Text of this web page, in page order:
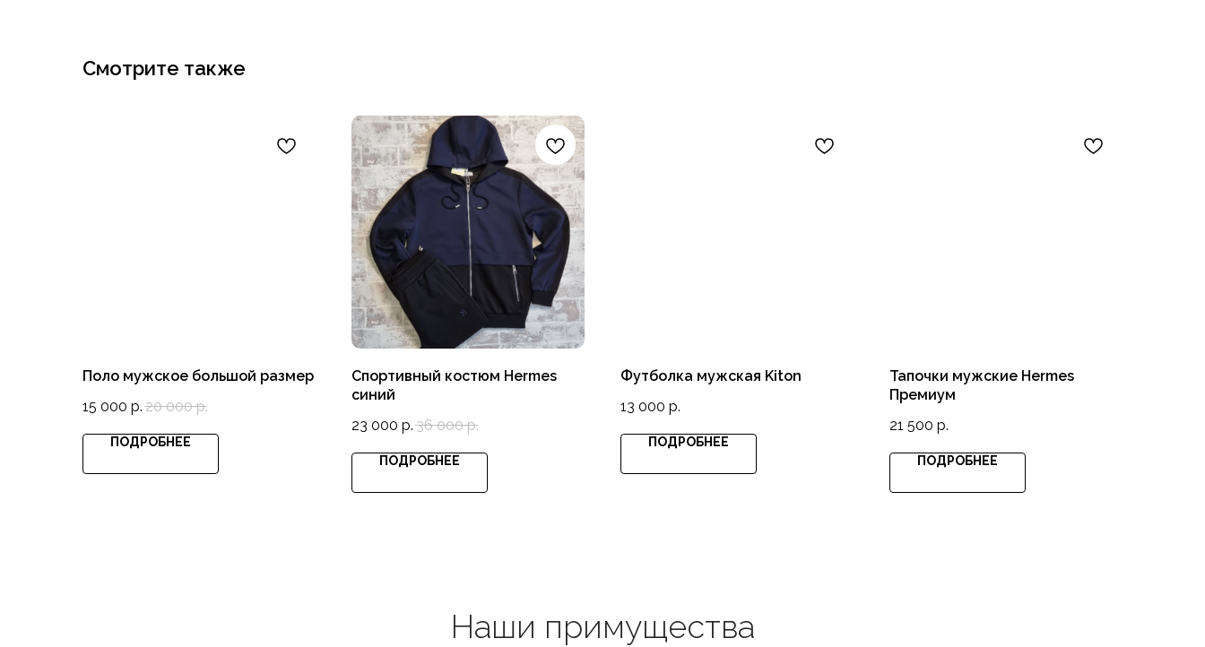
Смотрите также
Поло мужское большой размер
15 000 р. 20 000 р.
ПОДРОБНЕЕ
Спортивный костюм Hermes
синий
23 000 р. 36 000 р.
ПОДРОБНЕЕ
Футболка мужская Kiton
13 000 р.
ПОДРОБНЕЕ
Тапочки мужские Hermes
Премиум
21 500 р.
ПОДРОБНЕЕ
Наши примущества